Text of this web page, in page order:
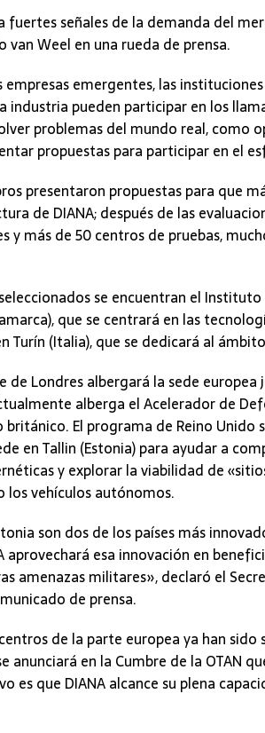
fuertes señales de la demanda del
van Weel en una rueda de prensa.
empresas emergentes, las
industria pueden participar en los
problemas del mundo real, como
propuestas para participar en el
presentaron propuestas para que
de DIANA; después de las
y más de 50 centros de pruebas,
se encuentran el
que se centrará en las
Turín (Italia), que se dedicará al
de Londres albergará la sede
alberga el Acelerador de
británico. El programa de Reino Unido
en Tallin (Estonia) para ayudar a
y explorar la viabilidad de
los vehículos autónomos.
son dos de los países más
aprovechará esa innovación en
amenazas militares», declaró el
de prensa.
de la parte europea ya han sido
anunciará en la Cumbre de la OTAN
es que DIANA alcance su plena